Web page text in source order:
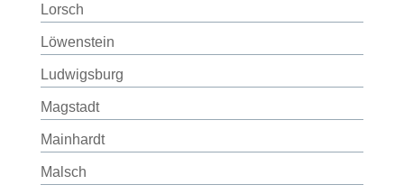
Lorsch
Löwenstein
Ludwigsburg
Magstadt
Mainhardt
Malsch